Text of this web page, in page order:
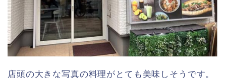
店頭の大きな写真の料理がとても美味しそうです。